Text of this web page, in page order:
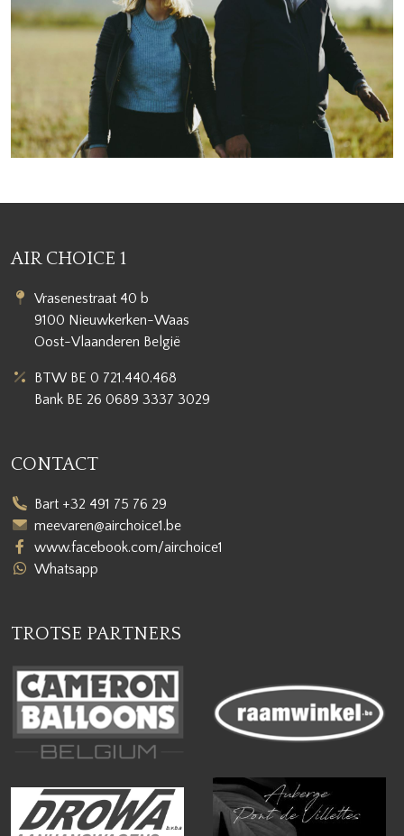
AIR CHOICE 1
Vrasenestraat 40 b
9100 Nieuwkerken-Waas
Oost-Vlaanderen België
BTW BE 0 721.440.468
Bank BE 26 0689 3337 3029
CONTACT
Bart +32 491 75 76 29
meevaren@airchoice1.be
www.facebook.com/airchoice1
Whatsapp
TROTSE PARTNERS